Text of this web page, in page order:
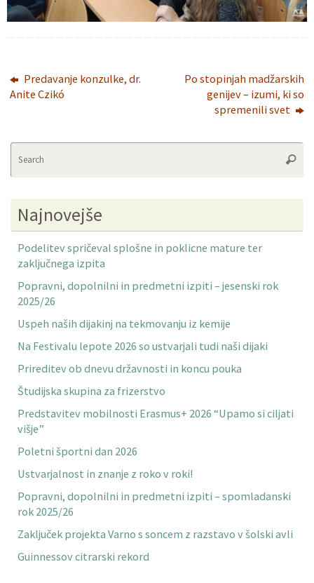
Predavanje konzulke, dr.
Anite Czikó
Po stopinjah madžarskih
genijev – izumi, ki so
spremenili svet
Najnovejše
Podelitev spričeval splošne in poklicne mature ter
zaključnega izpita
Popravni, dopolnilni in predmetni izpiti – jesenski rok
2025/26
Uspeh naših dijakinj na tekmovanju iz kemije
Na Festivalu lepote 2026 so ustvarjali tudi naši dijaki
Prireditev ob dnevu državnosti in koncu pouka
Študijska skupina za frizerstvo
Predstavitev mobilnosti Erasmus+ 2026 “Upamo si ciljati
višje”
Poletni športni dan 2026
Ustvarjalnost in znanje z roko v roki!
Popravni, dopolnilni in predmetni izpiti – spomladanski
rok 2025/26
Zaključek projekta Varno s soncem z razstavo v šolski avli
Guinnessov citrarski rekord